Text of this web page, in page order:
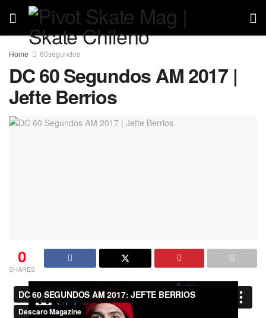
Home 60segundos
DC 60 Segundos AM 2017 |
Jefte Berrios
0
SHARES